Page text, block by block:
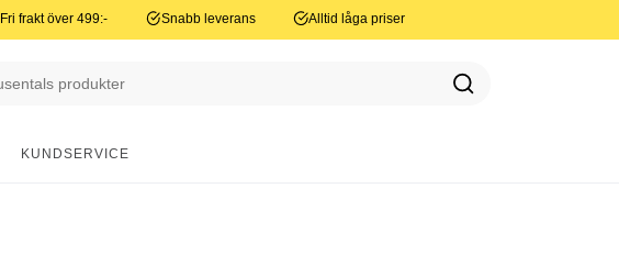
Fri frakt över 499:- Snabb leverans Alltid låga priser
KUNDSERVICE